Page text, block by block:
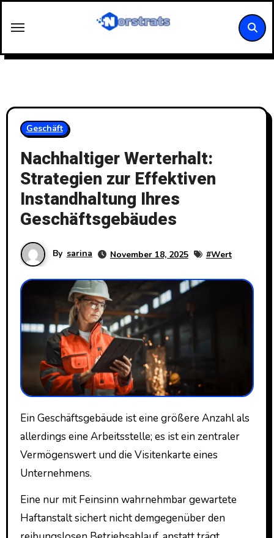
Geschäft
Nachhaltiger Werterhalt:
Strategien zur Effektiven
Instandhaltung Ihres
Geschäftsgebäudes
By sarina November 18, 2025 #Wert
Ein Geschäftsgebäude ist eine größere Anzahl als
allerdings eine Arbeitsstelle; es ist ein zentraler
Vermögenswert und die Visitenkarte eines
Unternehmens.
Eine nur mit Feinsinn wahrnehmbar gewartete
Haftanstalt sichert nicht demgegenüber den